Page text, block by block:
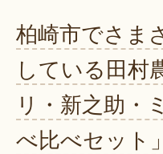
柏崎市でさま
している田村
リ・新之助・
べ比べセット